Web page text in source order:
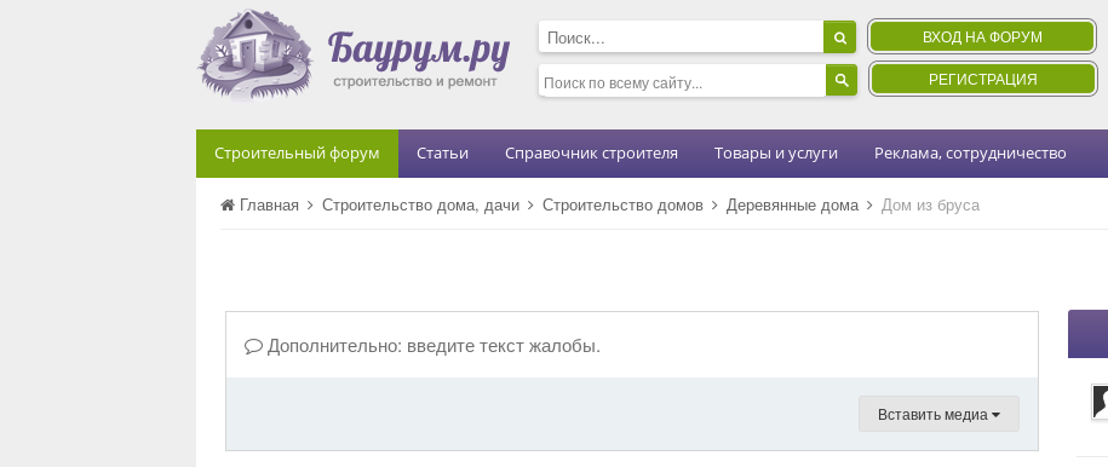
ВХОД НА ФОРУМ
РЕГИСТРАЦИЯ
Строительный форум Статьи Справочник строителя Товары и услуги Реклама, сотрудничество
Главная Строительство дома, дачи Строительство домов Деревянные дома Дом из бруса
Дополнительно: введите текст жалобы.
Вставить медиа